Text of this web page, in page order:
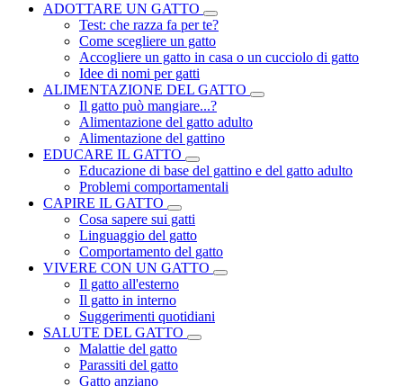
ADOTTARE UN GATTO
Test: che razza fa per te?
Come scegliere un gatto
Accogliere un gatto in casa o un cucciolo di gatto
Idee di nomi per gatti
ALIMENTAZIONE DEL GATTO
Il gatto può mangiare...?
Alimentazione del gatto adulto
Alimentazione del gattino
EDUCARE IL GATTO
Educazione di base del gattino e del gatto adulto
Problemi comportamentali
CAPIRE IL GATTO
Cosa sapere sui gatti
Linguaggio del gatto
Comportamento del gatto
VIVERE CON UN GATTO
Il gatto all'esterno
Il gatto in interno
Suggerimenti quotidiani
SALUTE DEL GATTO
Malattie del gatto
Parassiti del gatto
Gatto anziano